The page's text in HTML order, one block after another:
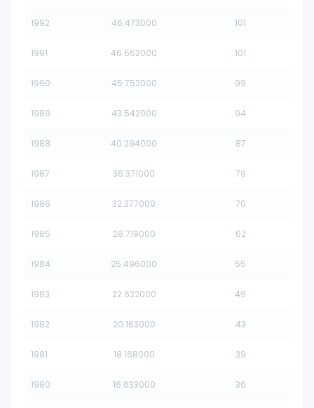
1992 46.473000 101
1991 46.662000 101
1990 45.752000 99
1989 43.542000 94
1988 40.294000 87
1987 36.371000 79
1986 32.377000 70
1985 28.719000 62
1984 25.496000 55
1983 22.622000 49
1982 20.163000 43
1981 18.168000 39
1980 16.633000 36